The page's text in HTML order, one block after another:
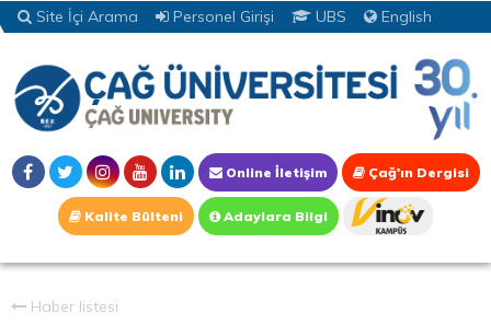
Site İçi Arama Personel Girişi UBS English
Online İletişim Çağ'ın Dergisi
Kalite Bülteni Adaylara Bilgi
Haber listesi